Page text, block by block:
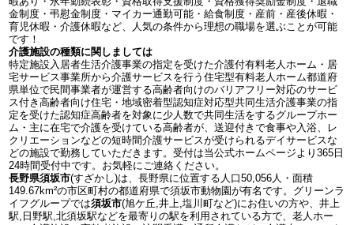
金制度・弔慰金制度・マイカー通勤可能・給食制度・産前・産後休暇・
育児休暇・介護休暇など、人気の条件から理想の職場を選ぶことが可能
です！
介護施設の種類に関しましては
特定施設入居者生活介護事業の指定を受けた介護付有料老人ホーム・居
宅サービス事業所から介護サービスを行う住宅型有料老人ホーム都道府
県単位で民間事業者が運営する高齢者向けのバリアフリー対応のサービ
ス付き高齢者向け住宅・地域密着型認知症対応型共同生活介護事業の指
定を受けた認知症高齢者を対象に少人数で共同生活をするグループホー
ム・主に在宅で介護を受けている高齢者が、送迎付きで食事や入浴、レ
クリエーションなどの短時間介護サービスが受けられるデイサービスな
どの施設で勤務していただきます。受付は当公式ホームページより365日
24時間受付中です。お気軽にご連絡ください。
長野県須坂市(すざかし)は、長野県に位置する人口50,056人・面積
149.67km²の市区町村の都道府県で須坂市動物園が有名です。グリーンラ
イフグループでは須坂市(旭ケ丘,井上,塩川町など)にお住いの方や、井上
駅,日野駅,北須坂駅などを最寄りの駅を利用されている方で、老人ホー